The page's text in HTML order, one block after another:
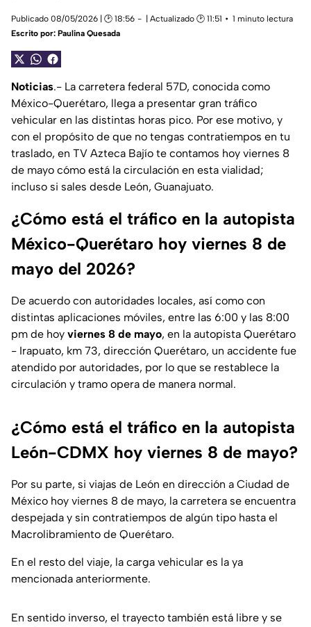
Publicado 08/05/2026 | 🕑 18:56 | Actualizado 🕑 11:51
1 minuto lectura
Escrito por: Paulina Quesada
Noticias.- La carretera federal 57D, conocida como
México-Querétaro, llega a presentar gran tráfico
vehicular en las distintas horas pico. Por ese motivo, y
con el propósito de que no tengas contratiempos en tu
traslado, en TV Azteca Bajío te contamos hoy viernes 8
de mayo cómo está la circulación en esta vialidad;
incluso si sales desde León, Guanajuato.
¿Cómo está el tráfico en la autopista
México-Querétaro hoy viernes 8 de
mayo del 2026?
De acuerdo con autoridades locales, así como con
distintas aplicaciones móviles, entre las 6:00 y las 8:00
pm de hoy viernes 8 de mayo, en la autopista Querétaro
- Irapuato, km 73, dirección Querétaro, un accidente fue
atendido por autoridades, por lo que se restablece la
circulación y tramo opera de manera normal.
¿Cómo está el tráfico en la autopista
León-CDMX hoy viernes 8 de mayo?
Por su parte, si viajas de León en dirección a Ciudad de
México hoy viernes 8 de mayo, la carretera se encuentra
despejada y sin contratiempos de algún tipo hasta el
Macrolibramiento de Querétaro.
En el resto del viaje, la carga vehicular es la ya
mencionada anteriormente.
En sentido inverso, el trayecto también está libre y se